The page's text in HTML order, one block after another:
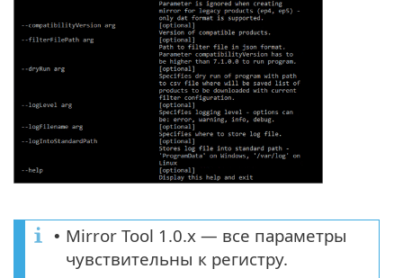
• Mirror Tool 1.0.x — все параметры
чувствительны к регистру.